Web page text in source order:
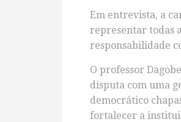
Em entrevista, a
representar todas
responsabilidade
O professor
disputa com uma
democrático
fortalecer a